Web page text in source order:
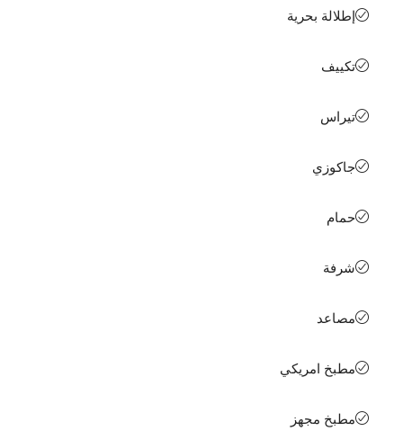
إطلالة بحرية
تكييف
تيراس
جاكوزي
حمام
شرفة
مصاعد
مطبخ امريكي
مطبخ مجهز